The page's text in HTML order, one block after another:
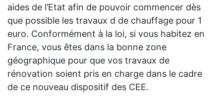
aides de l’Etat afin de pouvoir commencer dès
que possible les travaux d de chauffage pour 1
euro. Conformément à la loi, si vous habitez en
France, vous êtes dans la bonne zone
géographique pour que vos travaux de
rénovation soient pris en charge dans le cadre
de ce nouveau dispositif des CEE.